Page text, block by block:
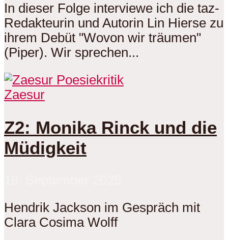
In dieser Folge interviewe ich die taz-
Redakteurin und Autorin Lin Hierse zu
ihrem Debüt "Wovon wir träumen"
(Piper). Wir sprechen...
Zaesur
Z2: Monika Rinck und die
Müdigkeit
Hendrik Jackson im Gespräch mit
Clara Cosima Wolff